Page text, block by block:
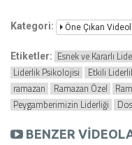
Kategori: Öne Çıkan
Etiketler: Esnek ve Kararlı
Liderlik Psikolojisi
Etkili
ramazan
Ramazan Özel
Peygamberimizin Liderliği
BENZER